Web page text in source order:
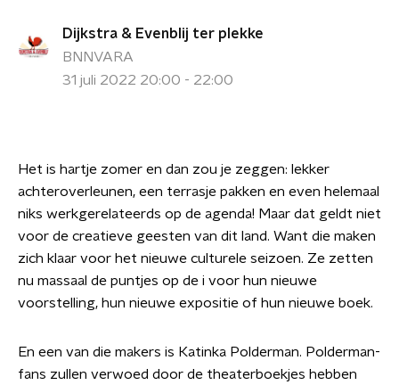
Dijkstra & Evenblij ter plekke
BNNVARA
31 juli 2022 20:00 - 22:00
Het is hartje zomer en dan zou je zeggen: lekker
achteroverleunen, een terrasje pakken en even helemaal
niks werkgerelateerds op de agenda! Maar dat geldt niet
voor de creatieve geesten van dit land. Want die maken
zich klaar voor het nieuwe culturele seizoen. Ze zetten
nu massaal de puntjes op de i voor hun nieuwe
voorstelling, hun nieuwe expositie of hun nieuwe boek.
En een van die makers is Katinka Polderman. Polderman-
fans zullen verwoed door de theaterboekjes hebben